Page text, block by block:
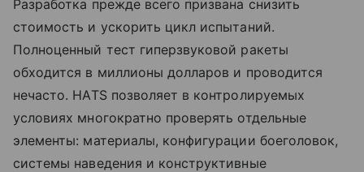
Разработка прежде всего призвана снизить
стоимость и ускорить цикл испытаний.
Полноценный тест гиперзвуковой ракеты
обходится в миллионы долларов и проводится
нечасто. HATS позволяет в контролируемых
условиях многократно проверять отдельные
элементы: материалы, конфигурации боеголовок,
системы наведения и конструктивные